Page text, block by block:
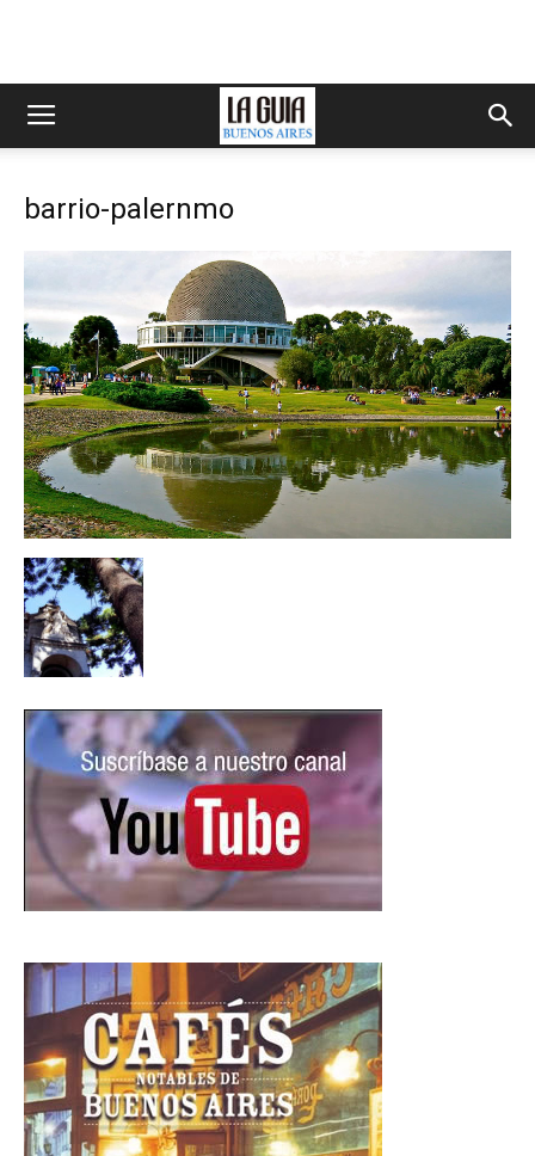
barrio-palernmo